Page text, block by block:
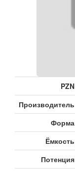
PZN
Производитель
Форма
Ёмкость
Потенция